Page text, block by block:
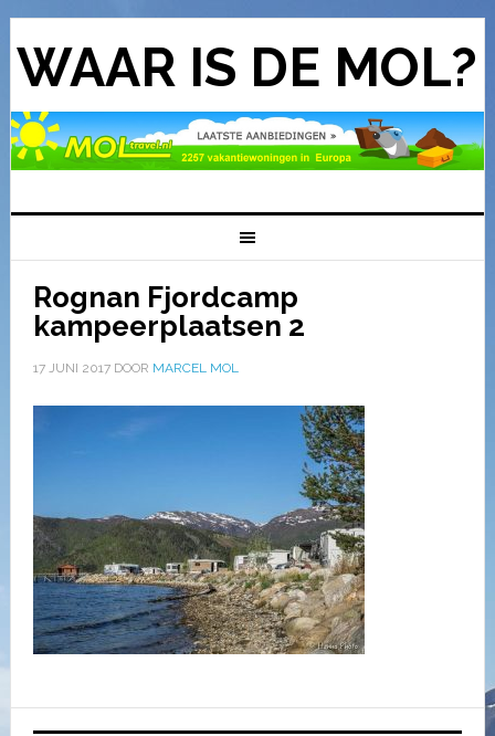
WAAR IS DE MOL?
Rognan Fjordcamp
kampeerplaatsen 2
17 JUNI 2017DOOR MARCEL MOL